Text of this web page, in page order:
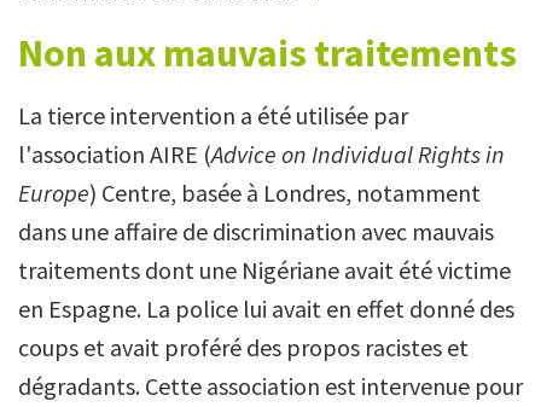
Non aux mauvais traitements
La tierce intervention a été utilisée par
l'association AIRE (Advice on Individual Rights in
Europe) Centre, basée à Londres, notamment
dans une affaire de discrimination avec mauvais
traitements dont une Nigériane avait été victime
en Espagne. La police lui avait en effet donné des
coups et avait proféré des propos racistes et
dégradants. Cette association est intervenue pour